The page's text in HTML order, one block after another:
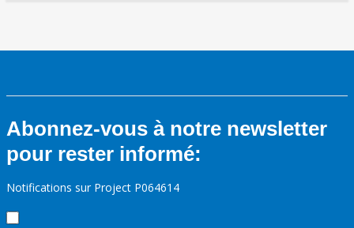
Abonnez-vous à notre newsletter
pour rester informé:
Notifications sur Project P064614